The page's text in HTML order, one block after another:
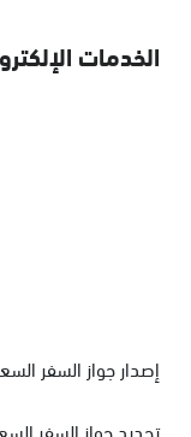
الخدمات
إصدار جواز السفر
تجديد جواز السفر